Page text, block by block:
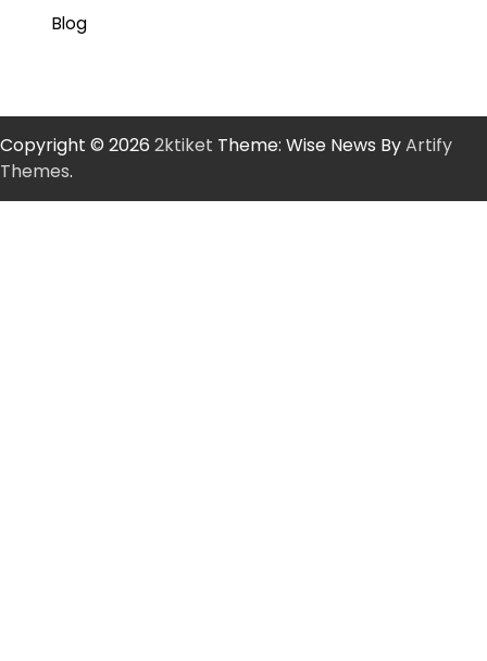
Blog
Copyright © 2026 2ktiket Theme: Wise News ByArtify
Themes.